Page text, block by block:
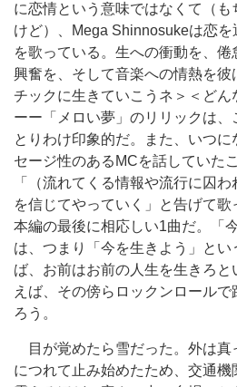
に恋情という意味ではなくて（も
けど）、Mega Shinnosukeは恋
を歌っている。生への衝動を、倦
興奮を、そして音楽への情熱を
チックに生きていこうネ＞＜どん
ーー「メロい夢」のリリックは
とりわけ印象的だ。また、いつ
セージ性のあるMCを話していた
「（流れてくる情報や流行に囚
を信じてやっていく」と告げて歌
本編の最後に相応しい1曲だ。「
は、つまり「今を生きよう」と
ば、お前はお前の人生を生きろ
えば、その傍らロックンロール
ろう。
目が覚めたら雪だった。外は真
につれて止み始めたため、交通機